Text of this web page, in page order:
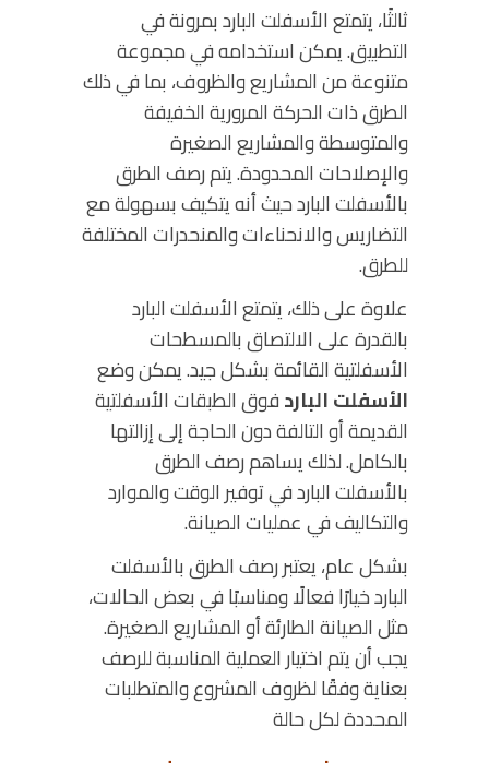
ثالثًا،يتمتع الأسفلت البارد بمرونة في
التطبيق. يمكن استخدامه في مجموعة
متنوعة من المشاريع والظروف، بما في ذلك
الطرق ذات الحركة المرورية الخفيفة
والمتوسطة والمشاريع الصغيرة
والإصلاحات المحدودة. يتم رصف الطرق
بالأسفلت البارد حيث أنه يتكيف بسهولة مع
التضاريس والانحناءات والمنحدرات المختلفة
للطرق.
علاوة على ذلك،يتمتع الأسفلت البارد
بالقدرة على الالتصاق بالمسطحات
الأسفلتية القائمة بشكل جيد. يمكن وضع
الأسفلت الباردفوق الطبقات الأسفلتية
القديمة أو التالفة دون الحاجة إلى إزالتها
بالكامل. لذلك يساهم رصف الطرق
بالأسفلت البارد في توفير الوقت والموارد
والتكاليف في عمليات الصيانة.
بشكل عام،يعتبر رصف الطرق بالأسفلت
البارد خيارًا فعالًا ومناسبًا في بعض الحالات،
مثل الصيانة الطارئة أو المشاريع الصغيرة.
يجب أن يتم اختيار العملية المناسبة للرصف
بعناية وفقًا لظروف المشروع والمتطلبات
المحددة لكل حالة